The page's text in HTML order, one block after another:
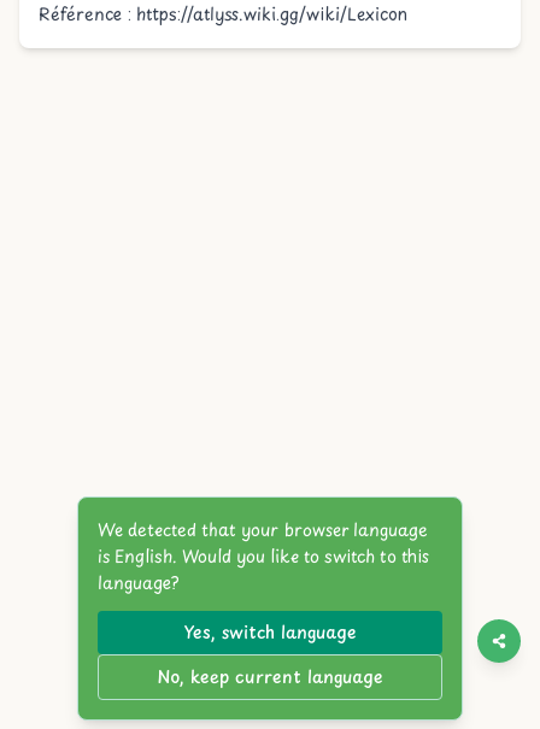
Référence : https://atlyss.wiki.gg/wiki/Lexicon
We detected that your browser language
is English. Would you like to switch to this
language?
Yes, switch language
No, keep current language